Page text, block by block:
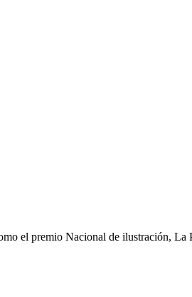
el premio Nacional de ilustración,